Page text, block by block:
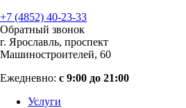
+7 (4852) 40-23-33
Обратный звонок
г. Ярославль, проспект
Машиностроителей, 60
Ежедневно: с 9:00 до 21:00
Услуги